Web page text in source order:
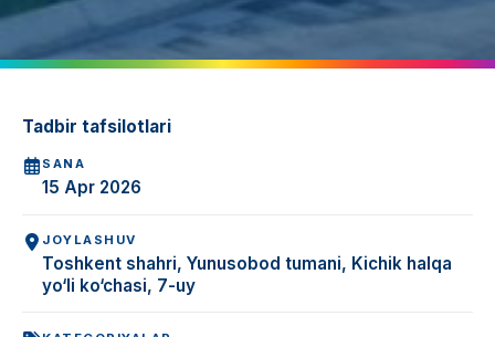
Tadbir tafsilotlari
SANA
15 Apr 2026
JOYLASHUV
Toshkent shahri, Yunusobod tumani, Kichik halqa
yo‘li ko‘chasi, 7-uy